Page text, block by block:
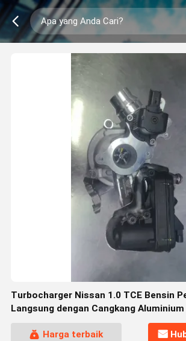
Turbocharger Nissan 1.0 TCE Bensin
Langsung dengan Cangkang
Harga terbaik